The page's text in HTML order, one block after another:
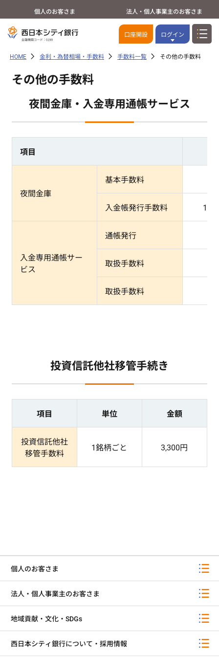
個人のお客さま 法人・個人事業主のお客さま
口座開設 ログイン
HOME 金利・為替相場・手数料 手数料一覧 その他の手数料
その他の手数料
夜間金庫・入金専用通帳サービス
項目
夜間金庫
基本手数料
入金帳発行手数料 1冊
入金専用通帳サー
ビス
通帳発行
取扱手数料
取扱手数料
投資信託他社移管手続き
項目 単位 金額
投資信託他社
移管手数料
1銘柄ごと 3,300円
個人のお客さま
法人・個人事業主のお客さま
地域貢献・文化・SDGs
西日本シティ銀行について・採用情報